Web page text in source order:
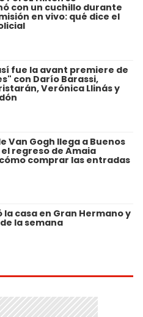
con un cuchillo durante
en vivo: qué dice el
fue la avant premiere de
con Darío Barassi,
Verónica Llinás y
Van Gogh llega a Buenos
regreso de Amaia
comprar las entradas
la casa en Gran Hermano y
la semana